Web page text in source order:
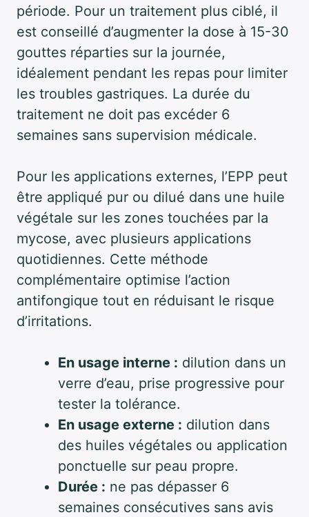
période. Pour un traitement plus ciblé, il
est conseillé d’augmenter la dose à 15-30
gouttes réparties sur la journée,
idéalement pendant les repas pour limiter
les troubles gastriques. La durée du
traitement ne doit pas excéder 6
semaines sans supervision médicale.
Pour les applications externes, l’EPP peut
être appliqué pur ou dilué dans une huile
végétale sur les zones touchées par la
mycose, avec plusieurs applications
quotidiennes. Cette méthode
complémentaire optimise l’action
antifongique tout en réduisant le risque
d’irritations.
En usage interne : dilution dans un
verre d’eau, prise progressive pour
tester la tolérance.
En usage externe : dilution dans
des huiles végétales ou application
ponctuelle sur peau propre.
Durée : ne pas dépasser 6
semaines consécutives sans avis